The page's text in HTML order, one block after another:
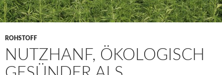
ROHSTOFF
NUTZHANF, ÖKOLOGISCH